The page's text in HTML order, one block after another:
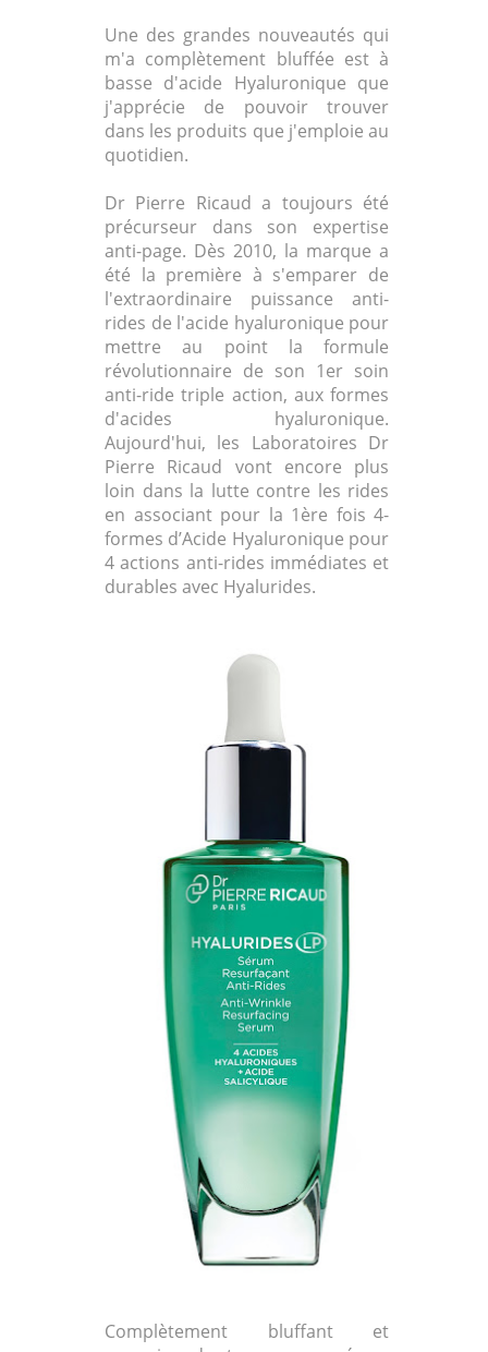
Une des grandes nouveautés qui
m'a complètement bluffée est à
basse d'acide Hyaluronique que
j'apprécie de pouvoir trouver
dans les produits que j'emploie au
quotidien.
Dr Pierre Ricaud a toujours été
précurseur dans son expertise
anti-page. Dès 2010, la marque a
été la première à s'emparer de
l'extraordinaire puissance anti-
rides de l'acide hyaluronique pour
mettre au point la formule
révolutionnaire de son 1er soin
anti-ride triple action, aux formes
d'acides hyaluronique.
Aujourd'hui, les Laboratoires Dr
Pierre Ricaud vont encore plus
loin dans la lutte contre les rides
en associant pour la 1ère­ fois 4­
formes d’Acide Hyaluronique pour
4 actions anti-rides immédiates et
durables avec Hyalurides.
Complètement bluffant et